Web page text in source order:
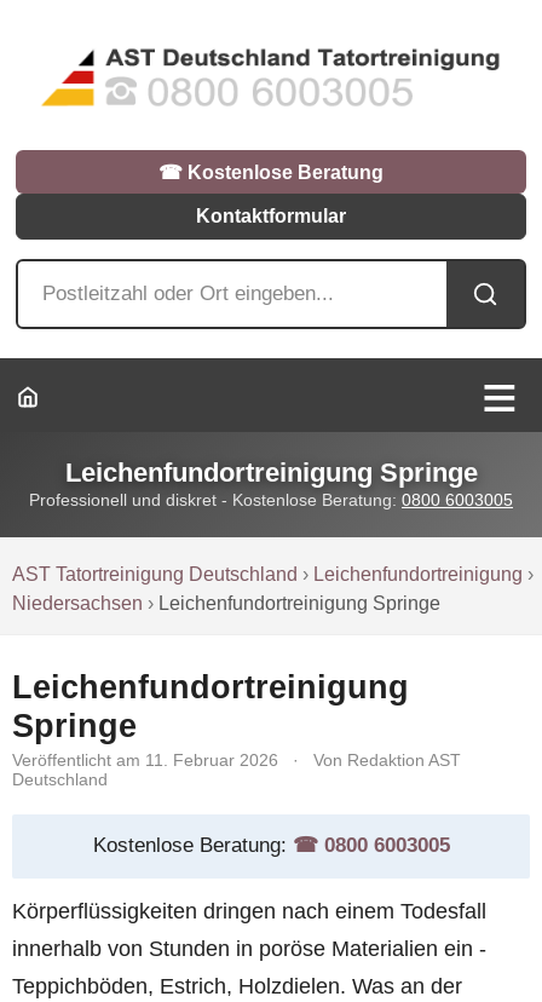
☎︎ Kostenlose Beratung
Kontaktformular
Leichenfundortreinigung Springe
Professionell und diskret - Kostenlose Beratung: 0800 6003005
AST Tatortreinigung Deutschland › Leichenfundortreinigung ›
Niedersachsen › Leichenfundortreinigung Springe
Leichenfundortreinigung
Springe
Veröffentlicht am 11. Februar 2026 ·
Von Redaktion AST
Deutschland
Kostenlose Beratung: ☎︎ 0800 6003005
Körperflüssigkeiten dringen nach einem Todesfall
innerhalb von Stunden in poröse Materialien ein -
Teppichböden, Estrich, Holzdielen. Was an der